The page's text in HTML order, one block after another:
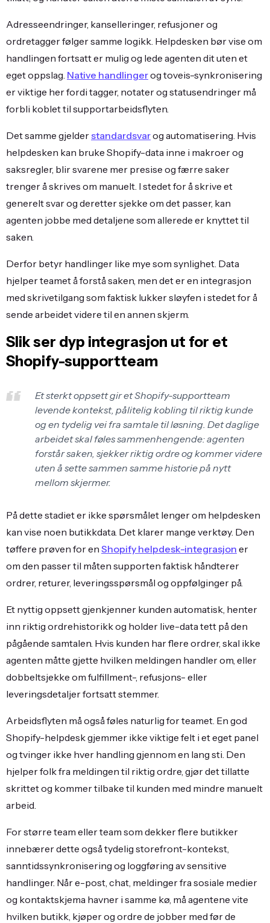
Adresseendringer, kanselleringer, refusjoner og
ordretagger følger samme logikk. Helpdesken bør vise om
handlingen fortsatt er mulig og lede agenten dit uten et
eget oppslag. Native handlingerog toveis-synkronisering
er viktige her fordi tagger, notater og statusendringer må
forbli koblet til supportarbeidsflyten.
Det samme gjelderstandardsvarog automatisering. Hvis
helpdesken kan bruke Shopify-data inne i makroer og
saksregler, blir svarene mer presise og færre saker
trenger å skrives om manuelt. I stedet for å skrive et
generelt svar og deretter sjekke om det passer, kan
agenten jobbe med detaljene som allerede er knyttet til
saken.
Derfor betyr handlinger like mye som synlighet. Data
hjelper teamet å forstå saken, men det er en integrasjon
med skrivetilgang som faktisk lukker sløyfen i stedet for å
sende arbeidet videre til en annen skjerm.
Slik ser dyp integrasjon ut for et
Shopify-supportteam
Et sterkt oppsett gir et Shopify-supportteam
levende kontekst, pålitelig kobling til riktig kunde
og en tydelig vei fra samtale til løsning. Det daglige
arbeidet skal føles sammenhengende: agenten
forstår saken, sjekker riktig ordre og kommer videre
uten å sette sammen samme historie på nytt
mellom skjermer.
På dette stadiet er ikke spørsmålet lenger om helpdesken
kan vise noen butikkdata. Det klarer mange verktøy. Den
tøffere prøven for en Shopify helpdesk-integrasjon er
om den passer til måten supporten faktisk håndterer
ordrer, returer, leveringsspørsmål og oppfølginger på.
Et nyttig oppsett gjenkjenner kunden automatisk, henter
inn riktig ordrehistorikk og holder live-data tett på den
pågående samtalen. Hvis kunden har flere ordrer, skal ikke
agenten måtte gjette hvilken meldingen handler om, eller
dobbeltsjekke om fulfillment-, refusjons- eller
leveringsdetaljer fortsatt stemmer.
Arbeidsflyten må også føles naturlig for teamet. En god
Shopify-helpdesk gjemmer ikke viktige felt i et eget panel
og tvinger ikke hver handling gjennom en lang sti. Den
hjelper folk fra meldingen til riktig ordre, gjør det tillatte
skrittet og kommer tilbake til kunden med mindre manuelt
arbeid.
For større team eller team som dekker flere butikker
innebærer dette også tydelig storefront-kontekst,
sanntidssynkronisering og loggføring av sensitive
handlinger. Når e-post, chat, meldinger fra sosiale medier
og kontaktskjema havner i samme kø, må agentene vite
hvilken butikk, kjøper og ordre de jobber med før de